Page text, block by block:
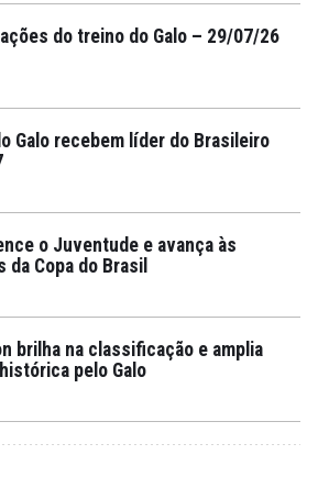
do treino do Galo – 29/07/26
Galo recebem líder do Brasileiro
o Juventude e avança às
da Copa do Brasil
brilha na classificação e amplia
pelo Galo